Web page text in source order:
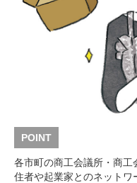
POINT
各市町の商工会議所・商工
住者や起業家とのネットワ